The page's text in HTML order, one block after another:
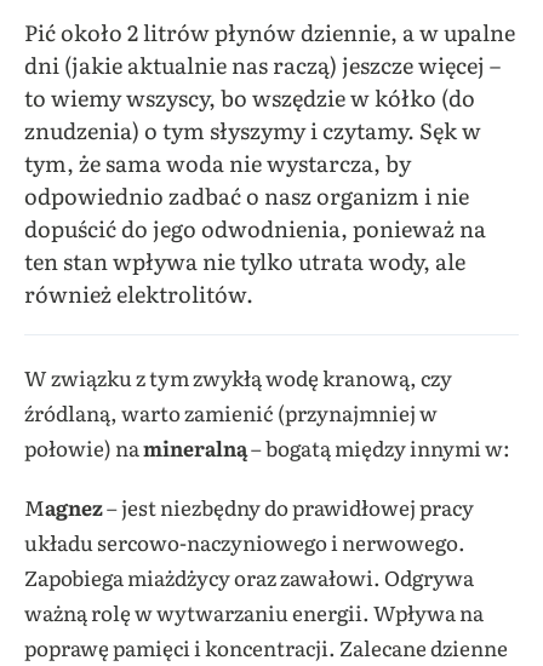
Pić około 2 litrów płynów dziennie, a w upalne
dni (jakie aktualnie nas raczą) jeszcze więcej –
to wiemy wszyscy, bo wszędzie w kółko (do
znudzenia) o tym słyszymy i czytamy. Sęk w
tym, że sama woda nie wystarcza, by
odpowiednio zadbać o nasz organizm i nie
dopuścić do jego odwodnienia, ponieważ na
ten stan wpływa nie tylko utrata wody, ale
również elektrolitów.
W związku z tym zwykłą wodę kranową, czy
źródlaną, warto zamienić (przynajmniej w
połowie) namineralną– bogatą między innymi w:
Magnez– jest niezbędny do prawidłowej pracy
układu sercowo-naczyniowego i nerwowego.
Zapobiega miażdżycy oraz zawałowi. Odgrywa
ważną rolę w wytwarzaniu energii. Wpływa na
poprawę pamięci i koncentracji. Zalecane dzienne